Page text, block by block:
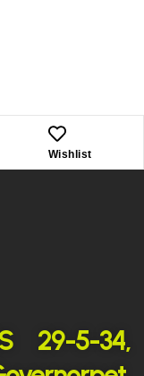
Wishlist
29-5-34,